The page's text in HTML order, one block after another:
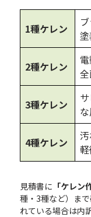
1種ケレン
2種ケレン
3種ケレン
4種ケレン
見積書に 「ケレ
種・3種など）ま
れている場合は内